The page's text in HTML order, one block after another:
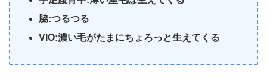
脇:つるつる
VIO:濃い毛がたまにちょろっと生えてくる